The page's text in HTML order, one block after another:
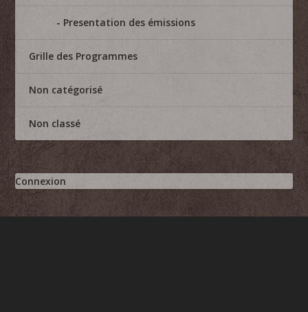
Presentation des émissions
Grille des Programmes
Non catégorisé
Non classé
Connexion